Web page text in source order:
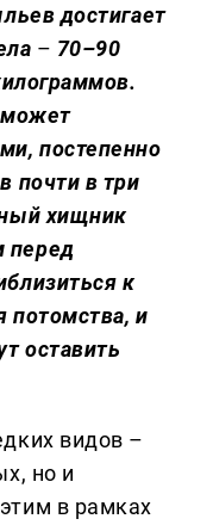
достигает
– 70–90
может
постепенно
почти в три
хищник
перед
к
потомства, и
оставить
видов –
но и
в рамках